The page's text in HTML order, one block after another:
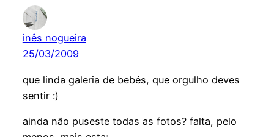
inês nogueira
25/03/2009
que linda galeria de bebés, que orgulho deves
sentir :)
ainda não puseste todas as fotos? falta, pelo